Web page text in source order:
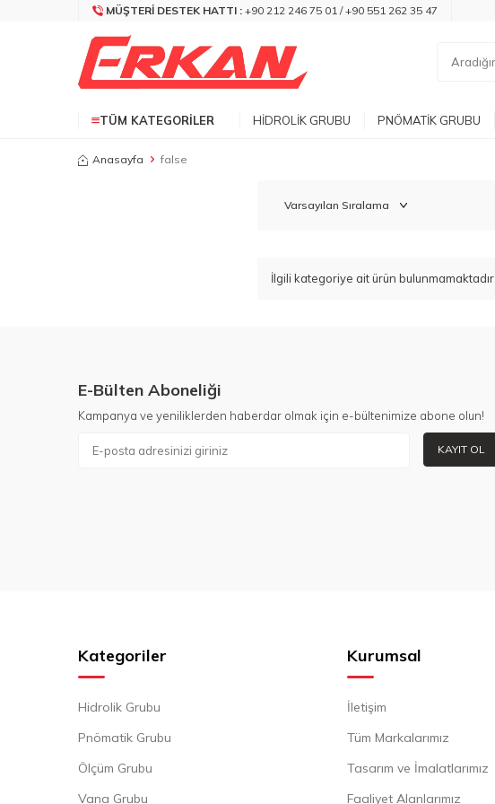
MÜŞTERI DESTEK HATTI : +90 212 246 75 01 / +90 551 262 35 47
TÜM KATEGORILER HIDROLIK GRUBU PNÖMATIK GRUBU
Anasayfa false
İlgili kategoriye ait ürün bulunmamaktadır.
E-Bülten Aboneliği
Kampanya ve yeniliklerden haberdar olmak için e-bültenimize abone olun!
KAYIT OL
Kategoriler
Hidrolik Grubu
Pnömatik Grubu
Ölçüm Grubu
Vana Grubu
Kurumsal
İletişim
Tüm Markalarımız
Tasarım ve İmalatlarımız
Faaliyet Alanlarımız